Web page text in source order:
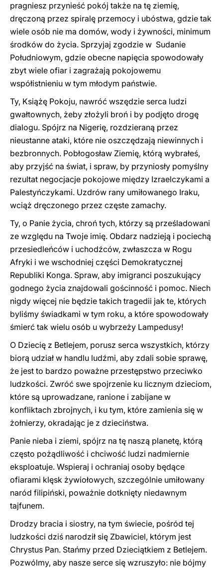
pragniesz przynieść pokój także na tę ziemię,
dręczoną przez spiralę przemocy i ubóstwa, gdzie tak
wiele osób nie ma domów, wody i żywności, minimum
środków do życia. Sprzyjaj zgodzie w Sudanie
Południowym, gdzie obecne napięcia spowodowały
zbyt wiele ofiar i zagrażają pokojowemu
współistnieniu w tym młodym państwie.
Ty, Książę Pokoju, nawróć wszędzie serca ludzi
gwałtownych, żeby złożyli broń i by podjęto drogę
dialogu. Spójrz na Nigerię, rozdzieraną przez
nieustanne ataki, które nie oszczędzają niewinnych i
bezbronnych. Pobłogosław Ziemię, którą wybrałeś,
aby przyjść na świat, i spraw, by przyniosły pomyślny
rezultat negocjacje pokojowe między Izraelczykami a
Palestyńczykami. Uzdrów rany umiłowanego Iraku,
wciąż dręczonego przez częste zamachy.
Ty, o Panie życia, chroń tych, którzy są prześladowani
ze względu na Twoje imię. Obdarz nadzieją i pociechą
przesiedleńców i uchodźców, zwłaszcza w Rogu
Afryki i we wschodniej części Demokratycznej
Republiki Konga. Spraw, aby imigranci poszukujący
godnego życia znajdowali gościnność i pomoc. Niech
nigdy więcej nie będzie takich tragedii jak te, których
byliśmy świadkami w tym roku, a które spowodowały
śmierć tak wielu osób u wybrzeży Lampedusy!
O Dziecię z Betlejem, porusz serca wszystkich, którzy
biorą udział w handlu ludźmi, aby zdali sobie sprawę,
że jest to bardzo poważne przestępstwo przeciwko
ludzkości. Zwróć swe spojrzenie ku licznym dzieciom,
które są uprowadzane, ranione i zabijane w
konfliktach zbrojnych, i ku tym, które zamienia się w
żołnierzy, okradając je z dzieciństwa.
Panie nieba i ziemi, spójrz na tę naszą planetę, którą
często pożądliwość i chciwość ludzi nadmiernie
eksploatuje. Wspieraj i ochraniaj osoby będące
ofiarami klęsk żywiołowych, szczególnie umiłowany
naród filipiński, poważnie dotknięty niedawnym
tajfunem.
Drodzy bracia i siostry, na tym świecie, pośród tej
ludzkości dziś narodził się Zbawiciel, którym jest
Chrystus Pan. Stańmy przed Dzieciątkiem z Betlejem.
Pozwólmy, aby nasze serce się wzruszyło: nie bójmy